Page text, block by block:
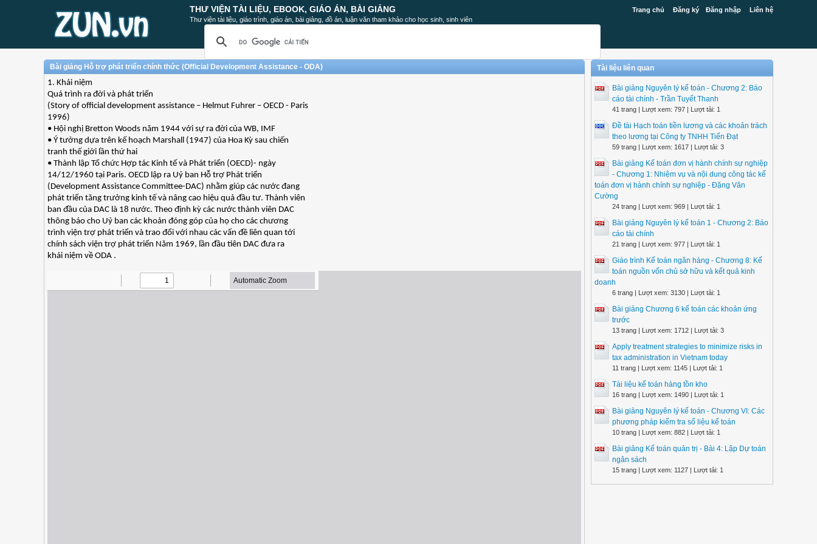
Trang chủ Đăng ký Đăng nhập Liên hệ
THƯ VIỆN TÀI LIỆU, EBOOK, GIÁO ÁN, BÀI GIẢNG
Thư viện tài liệu, giáo trình, giáo án, bài giảng, đồ án, luận văn tham khảo cho học sinh, sinh viên
Bài giảng Hỗ trợ phát triển chính thức (Official Development Assistance - ODA)
1. Khái niệm
Quá trình ra đời và phát triển
(Story of official development assistance – Helmut Fuhrer – OECD - Paris
1996)
• Hội nghị Bretton Woods năm 1944 với sự ra đời của WB, IMF
• Ý tưởng dựa trên kế hoạch Marshall (1947) của Hoa Kỳ sau chiến
tranh thế giới lần thứ hai
• Thành lập Tổ chức Hợp tác Kinh tế và Phát triển (OECD)- ngày
14/12/1960 tại Paris. OECD lập ra Uỷ ban Hỗ trợ Phát triển
(Development Assistance Committee-DAC) nhằm giúp các nước đang
phát triển tăng trưởng kinh tế và nâng cao hiệu quả đầu tư. Thành viên
ban đầu của DAC là 18 nước. Theo định kỳ các nước thành viên DAC
thông báo cho Uỷ ban các khoản đóng góp của họ cho các chương
trình viện trợ phát triển và trao đổi với nhau các vấn đề liên quan tới
chính sách viện trợ phát triển Năm 1969, lần đầu tiên DAC đưa ra
khái niệm về ODA .
Tài liệu liên quan
Bài giảng Nguyên lý kế toán - Chương 2: Báo
cáo tài chính - Trần Tuyết Thanh
41 trang | Lượt xem: 797 | Lượt tải: 1
Đề tài Hạch toán tiền lương và các khoản trách
theo lương tại Công ty TNHH Tiến Đạt
59 trang | Lượt xem: 1617 | Lượt tải: 3
Bài giảng Kế toán đơn vị hành chính sự nghiệp
- Chương 1: Nhiệm vụ và nội dung công tác kế
toán đơn vị hành chính sự nghiệp - Đặng Văn
Cường
24 trang | Lượt xem: 969 | Lượt tải: 1
Bài giảng Nguyên lý kế toán 1 - Chương 2: Báo
cáo tài chính
21 trang | Lượt xem: 977 | Lượt tải: 1
Giáo trình Kế toán ngân hàng - Chương 8: Kế
toán nguồn vốn chủ sở hữu và kết quả kinh
doanh
6 trang | Lượt xem: 3130 | Lượt tải: 1
Bài giảng Chương 6 kế toán các khoản ứng
trước
13 trang | Lượt xem: 1712 | Lượt tải: 3
Apply treatment strategies to minimize risks in
tax administration in Vietnam today
11 trang | Lượt xem: 1145 | Lượt tải: 1
Tài liệu kế toán hàng tồn kho
16 trang | Lượt xem: 1490 | Lượt tải: 1
Bài giảng Nguyên lý kế toán - Chương VI: Các
phương pháp kiểm tra số liệu kế toán
10 trang | Lượt xem: 882 | Lượt tải: 1
Bài giảng Kế toán quản trị - Bài 4: Lập Dự toán
ngân sách
15 trang | Lượt xem: 1127 | Lượt tải: 1